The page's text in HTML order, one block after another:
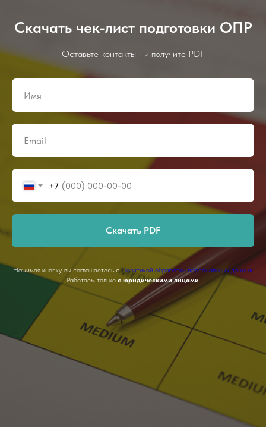
Скачать чек-лист подготовки ОПР
Оставьте контакты - и получите PDF
+7
Скачать PDF
Нажимая кнопку, вы соглашаетесь сПолитикой обработки персональных данных.
Работаем только с юридическими лицами.